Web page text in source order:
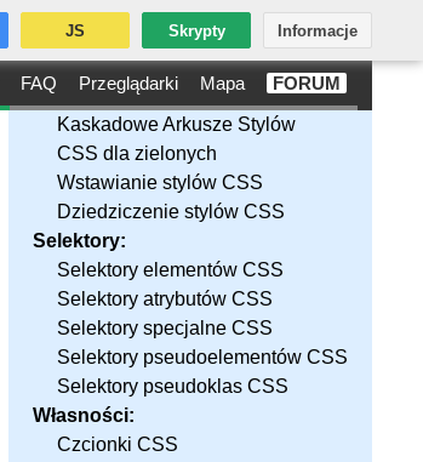
FAQ Przeglądarki Mapa FORUM
Kaskadowe Arkusze Stylów
CSS dla zielonych
Wstawianie stylów CSS
Dziedziczenie stylów CSS
Selektory:
Selektory elementów CSS
Selektory atrybutów CSS
Selektory specjalne CSS
Selektory pseudoelementów CSS
Selektory pseudoklas CSS
Własności:
Czcionki CSS
JS Skrypty Informacje